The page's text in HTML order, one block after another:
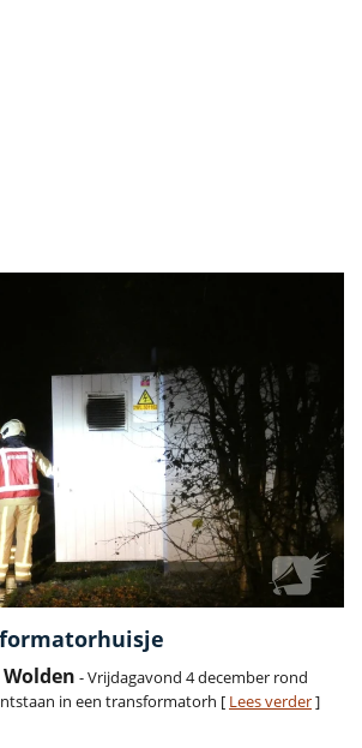
- Vrijdagavond 4 december rond
in een transformatorh [ Lees verder]